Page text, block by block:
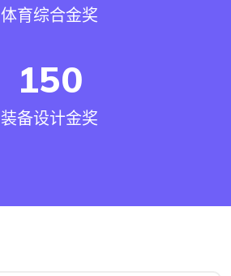
体育综合金奖
150
装备设计金奖